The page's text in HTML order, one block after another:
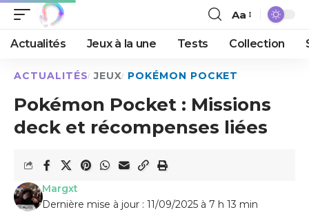
Aa
Actualités Jeux à la une Tests Collection
ACTUALITÉS JEUX POKÉMON POCKET
Pokémon Pocket : Missions
deck et récompenses liées
Dernière mise à jour : 11/09/2025 à 7 h 13 min
Margxt